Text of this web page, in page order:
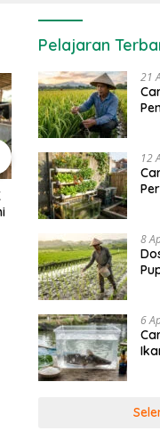
Penerapan IoT
Pertanian Modern di
Pelajaran
21
12
8
6